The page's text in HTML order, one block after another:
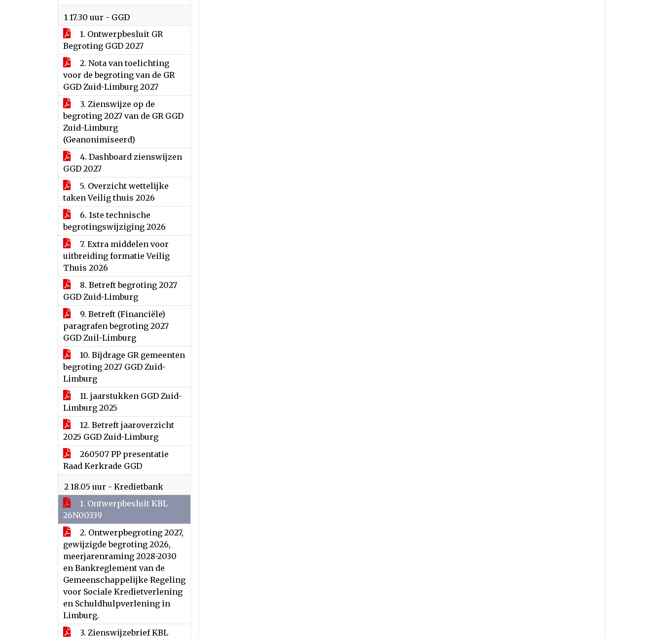
1 17.30 uur - GGD
1. Ontwerpbesluit GR
Begroting GGD 2027
2. Nota van toelichting
voor de begroting van de GR
GGD Zuid-Limburg 2027
3. Zienswijze op de
begroting 2027 van de GR GGD
Zuid-Limburg
(Geanonimiseerd)
4. Dashboard zienswijzen
GGD 2027
5. Overzicht wettelijke
taken Veilig thuis 2026
6. 1ste technische
begrotingswijziging 2026
7. Extra middelen voor
uitbreiding formatie Veilig
Thuis 2026
8. Betreft begroting 2027
GGD Zuid-Limburg
9. Betreft (Financiële)
paragrafen begroting 2027
GGD Zuil-Limburg
10. Bijdrage GR gemeenten
begroting 2027 GGD Zuid-
Limburg
11. jaarstukken GGD Zuid-
Limburg 2025
12. Betreft jaaroverzicht
2025 GGD Zuid-Limburg
260507 PP presentatie
Raad Kerkrade GGD
2 18.05 uur - Kredietbank
1. Ontwerpbesluit KBL
26N00339
2. Ontwerpbegroting 2027,
gewijzigde begroting 2026,
meerjarenraming 2028-2030
en Bankreglement van de
Gemeenschappelijke Regeling
voor Sociale Kredietverlening
en Schuldhulpverlening in
Limburg.
3. Zienswijzebrief KBL